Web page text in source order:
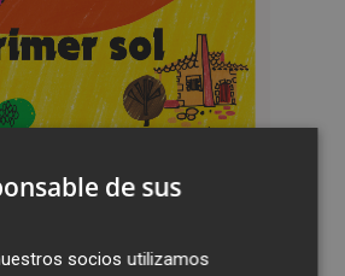
de sus
socios utilizamos